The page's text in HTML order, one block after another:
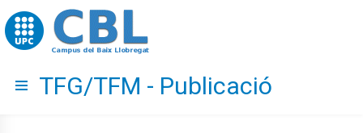
Go to upc.edu
Hide menu
TFG/TFM - Publicació